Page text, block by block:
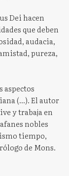
Dei hacen
que deben
audacia,
pureza,
aspectos
(...). El autor
y trabaja en
nobles
tiempo,
de Mons.